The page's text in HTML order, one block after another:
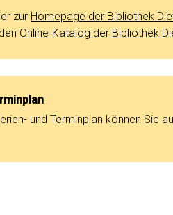
zur Homepage der Bibliothek
Online-Katalog der Bibliothek
und Terminplan können Sie